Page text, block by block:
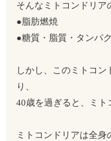
そんなミトコンドリア
●脂肪燃焼
●糖質・脂質・タンパ
しかし、このミトコン
り、
40歳を過ぎると、ミト
ミトコンドリアは全